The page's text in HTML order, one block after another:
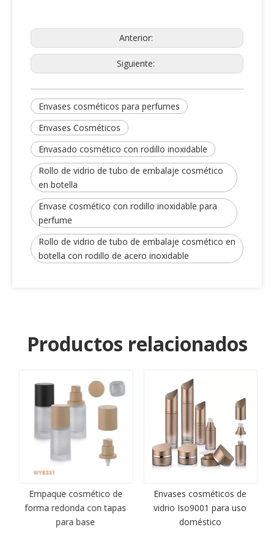
Anterior:
Siguiente:
Envases cosméticos para perfumes
Envases Cosméticos
Envasado cosmético con rodillo inoxidable
Rollo de vidrio de tubo de embalaje cosmético
en botella
Envase cosmético con rodillo inoxidable para
perfume
Rollo de vidrio de tubo de embalaje cosmético en
botella con rodillo de acero inoxidable
Productos relacionados
Empaque cosmético de
forma redonda con tapas
para base
Envases cosméticos de
vidrio Iso9001 para uso
doméstico